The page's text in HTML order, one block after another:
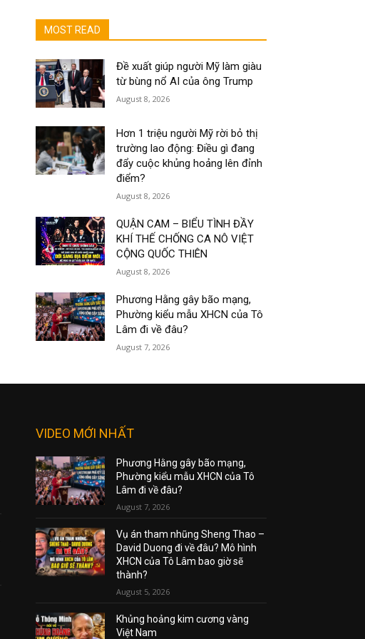
MOST READ
Đề xuất giúp người Mỹ làm giàu
từ bùng nổ AI của ông Trump
August 8, 2026
Hơn 1 triệu người Mỹ rời bỏ thị
trường lao động: Điều gì đang
đẩy cuộc khủng hoảng lên đỉnh
điểm?
August 8, 2026
QUẬN CAM – BIỂU TÌNH ĐẦY
KHÍ THẾ CHỐNG CA NÔ VIỆT
CỘNG QUỐC THIÊN
August 8, 2026
Phương Hằng gây bão mạng,
Phường kiểu mẫu XHCN của Tô
Lâm đi về đâu?
August 7, 2026
VIDEO MỚI NHẤT
Phương Hằng gây bão mạng,
Phường kiểu mẫu XHCN của Tô
Lâm đi về đâu?
August 7, 2026
Vụ án tham nhũng Sheng Thao –
David Duong đi về đâu? Mô hình
XHCN của Tô Lâm bao giờ sẽ
thành?
August 5, 2026
Khủng hoảng kim cương vàng
Việt Nam